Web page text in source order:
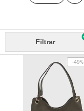
Filtrar
-49%